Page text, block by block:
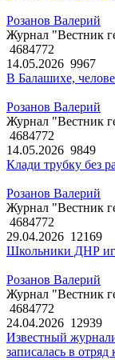
Розанов Валерий
Журнал "Вестник
4684772
14.05.2026 9967
В Балашихе,
Розанов Валерий
Журнал "Вестник
4684772
14.05.2026 9849
Клади трубку без
Розанов Валерий
Журнал "Вестник
4684772
29.04.2026 12169
Школьники ДНР
Розанов Валерий
Журнал "Вестник
4684772
24.04.2026 12939
Известный
записалась в отряд